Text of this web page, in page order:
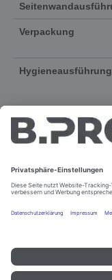
Verpackung
Hygieneausführung
Impressum und